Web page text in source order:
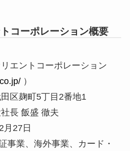
コーポレーション概要
エントコーポレーション
）
区麹町5丁目2番地1
長 飯盛 徹夫
27日
事業、海外事業、カード・